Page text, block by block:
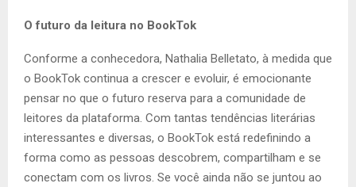
O futuro da leitura no BookTok
Conforme a conhecedora, Nathalia Belletato, à medida que
o BookTok continua a crescer e evoluir, é emocionante
pensar no que o futuro reserva para a comunidade de
leitores da plataforma. Com tantas tendências literárias
interessantes e diversas, o BookTok está redefinindo a
forma como as pessoas descobrem, compartilham e se
conectam com os livros. Se você ainda não se juntou ao